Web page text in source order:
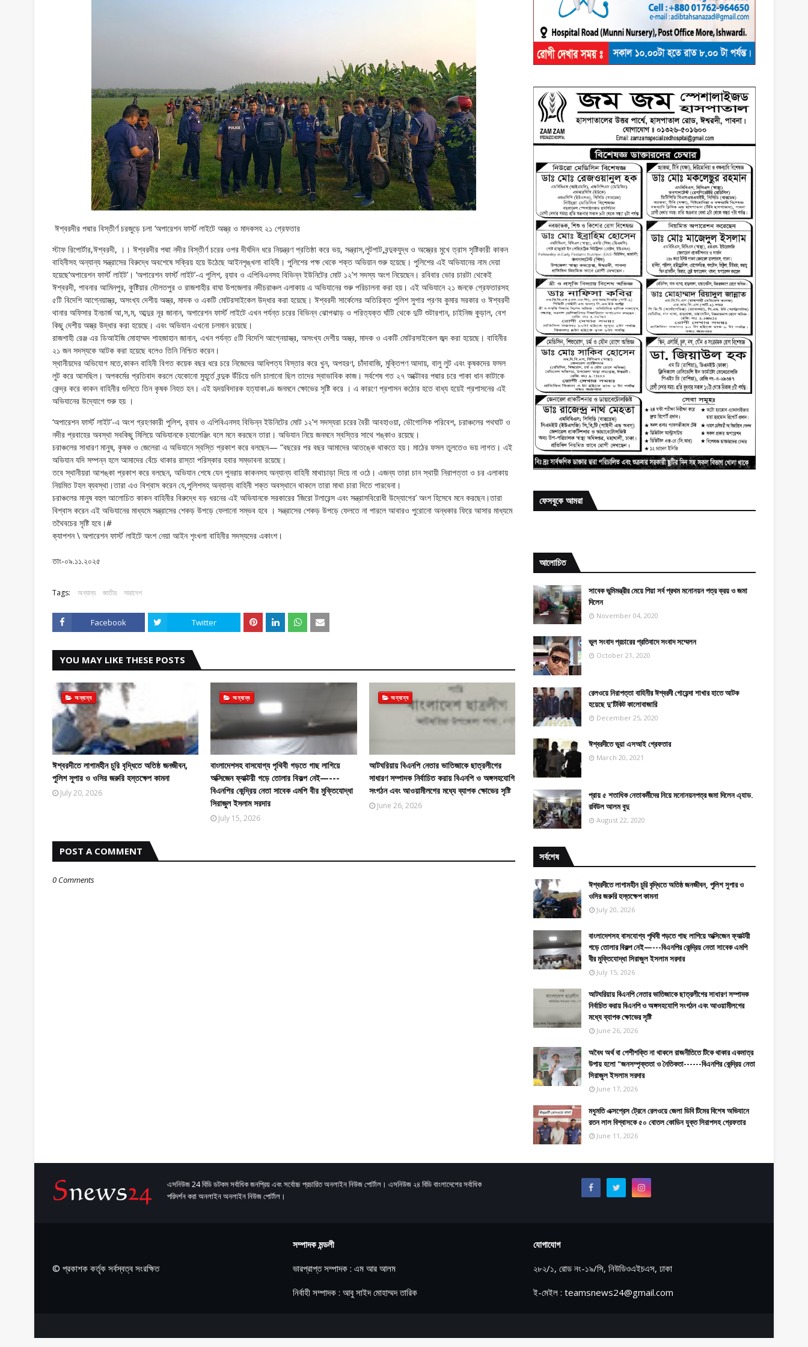
ঈশ্বরদীর পদ্মার বিস্তীর্ণ চরজুড়ে চলা ‘অপারেশন ফার্স্ট লাইটে অস্ত্র ও মাদকসহ ২১ গ্রেফতার
স্টাফ রিপোর্টার,ঈশ্বরদী, ।। ঈশ্বরদীর পদ্মা নদীর বিস্তীর্ণ চরের ওপর দীর্ঘদিন ধরে নিয়ন্ত্রণ প্রতিষ্ঠা করে ভয়, সন্ত্রাস,লুটপাট,বন্দুকযুদ্ধ ও অস্ত্রের মুখে ত্রাস সৃষ্টিকারী কাকন
বাহিনীসহ অন্যান্য সন্ত্রাসের বিরুদ্ধে অবশেষে সক্রিয় হয়ে উঠেছে আইনশৃঙ্খলা বাহিনী। পুলিশের পক্ষ থেকে শক্ত অভিয়ান শুরু হয়েছে। পুলিশের এই অভিযানের নাম দেয়া
হয়েছে‘অপারেশন ফার্স্ট লাইট’। ‘অপারেশন ফার্স্ট লাইট’-এ পুলিশ, র‌্যাব ও এপিবিএনসহ বিভিন্ন ইউনিটের মোট ১২’শ সদস্য অংশ নিয়েছেন। রবিবার ভোর চারটা থেকেই
ঈশ্বরদী, পাবনার আমিনপুর, কুষ্টিয়ার দৌলতপুর ও রাজশাহীর বাঘা উপজেলার নদীচরাঞ্চল এলাকায় এ অভিযানের শুরু পরিচালনা করা হয়। এই অভিযানে ২১ জনকে গ্রেফতারসহ
৫টি বিদেশি আগ্নেয়াস্ত্র, অসংখ্য দেশীয় অস্ত্র, মাদক ও একটি মোটরসাইকেল উদ্ধার করা হয়েছে। ঈশ্বরদী সার্কেলের অতিরিক্ত পুলিশ সুপার প্রণব কুমার সরকার ও ঈশ্বরদী
থানার অফিসার ইনচার্জ আ,স,ম, আব্দুর নূর জানান, অপারেশন ফার্স্ট লাইটে এখন পর্যন্ত চরের বিভিন্ন ঝোপঝাড় ও পরিত্যক্ত ঘাঁটি থেকে দুটি শুটারগান, চাইনিজ কুড়াল, বেশ
কিছু দেশীয় অস্ত্র উদ্ধার করা হয়েছে। এবং অভিযান এখনো চলমান রয়েছে।
রাজশাহী রেঞ্জ এর ডিআইজি মোহাম্মদ শাহজাহান জানান, এখন পর্যন্ত ৫টি বিদেশি আগ্নেয়াস্ত্র, অসংখ্য দেশীয় অস্ত্র, মাদক ও একটি মোটরসাইকেল জব্দ করা হয়েছে। বাহিনীর
২১ জন সদস্যকে আটক করা হয়েছে বলেও তিনি নিশ্চিত করেন।
স্থানীয়দের অভিযোগ মতে,কাকন বাহিনী বিগত কয়েক বছর ধরে চরে নিজেদের আধিপত্য বিস্তার করে খুন, অপহরণ, চাঁদাবাজি, মুক্তিপণ আদায়, বালু লুট এবং কৃষকদের ফসল
লুট করে আসছিল। অপকর্মের প্রতিবাদ করলে যেকোনো মুহূর্তে বন্দুক উঁচিয়ে গুলি চালানো ছিল তাদের স্বাভাবিক কাজ। সর্বশেষ গত ২৭ অক্টোবর পদ্মার চরে পাকা ধান কাটাকে
কেন্দ্র করে কাকন বাহিনীর গুলিতে তিন কৃষক নিহত হন। এই হৃদয়বিদারক হত্যাকাণ্ড জনমনে ক্ষোভের সৃষ্টি করে । এ কারণে প্রশাসন কঠোর হতে বাধ্য হয়েই প্রশাসনের এই
অভিযানের উদ্যোগে শুরু হয় ।
‘অপারেশন ফার্স্ট লাইট’-এ অংশ গ্রহণকারী পুলিশ, র‌্যাব ও এপিবিএনসহ বিভিন্ন ইউনিটের মোট ১২’শ সদস্যরা চরের বৈরী আবহাওয়া, ভৌগোলিক পরিবেশ, চরাঞ্চলের পথঘাট ও
নদীর প্রবাহের অবস্থা সবকিছু মিলিয়ে অভিযানকে চ্যালেঞ্জিং বলে মনে করছেন তারা। অভিযান নিয়ে জনমনে স্বস্তির সাথে শঙ্কাও রয়েছে।
চরাঞ্চলের সাধারণ মানুষ, কৃষক ও জেলেরা এ অভিযানে স্বস্তি প্রকাশ করে বলছেন— “বছরের পর বছর আমাদের আতঙ্কে থাকতে হয়। মাঠের ফসল তুলতেও ভয় লাগত। এই
অভিযান যদি সম্পন্ন হলে আমাদের বেঁচে থাকার রাস্তা পরিস্কার হবার সম্ভাবনা রয়েছে।
তবে স্থানীয়রা আশঙ্কা প্রকাশ করে বলছেন, অভিযান শেষে যেন পুনরায় কাকনসহ অন্যান্য বাহিনী মাথাচাড়া দিয়ে না ওঠে। এজন্য তারা চান স্থায়ী নিরাপত্তা ও চর এলাকায়
নিয়মিত টহল ব্যবস্থা।তারা এও বিশ্বাস করেন যে,পুলিশসহ অন্যান্য বাহিনী শক্ত অবস্থানে থাকলে তারা মাথা চারা দিতে পারবেনা।
চরাঞ্চলের মানুষ বহুল আলোচিত কাকন বাহিনীর বিরুদ্ধে বড় ধরনের এই অভিযানকে সরকারের ‘জিরো টলারেন্স এবং সন্ত্রাসবিরোধী উদ্যোগের’ অংশ হিসেবে মনে করছেন।তারা
বিশ্বাস করেন এই অভিযানের মাধ্যমে সন্ত্রাসের শেকড় উপড়ে ফেলানো সম্ভব হবে । সন্ত্রাসের শেকড় উপড়ে ফেলতে না পারলে আবারও পুরোনো অন্ধকার ফিরে আসার মাধ্যমে
তথৈবচের সৃষ্টি হবে।#
ক্যাপশন \ অপারেশন ফার্স্ট লাইটে অংশ নেয়া আইন শৃংখলা বাহিনীর সদস্যদের একাংশ।
তাং-০৯.১১.২০২৫
Tags: অন্যান্য জাতীয় সারাদেশ
Facebook Twitter
YOU MAY LIKE THESE POSTS
অন্যান্য
ঈশ্বরদীতে লাগামহীন চুরি বৃদ্ধিতে অতিষ্ঠ জনজীবন,
পুলিশ সুপার ও ওসির জরুরি হস্তক্ষেপ কামনা
July 20, 2026
অন্যান্য
বাংলাদেশসহ বাসযোগ্য পৃথিবী গড়তে গাছ লাগিয়ে
অক্সিজেন ফ্যাক্টরী গড়ে তোলার বিকল্প নেই—---
বিএনপির কেন্দ্রিয় নেতা সাবেক এমপি বীর মুক্তিযোদ্ধা
সিরাজুল ইসলাম সরদার
July 15, 2026
অন্যান্য
আটঘরিয়ায় বিএনপি নেতার ভাতিজাকে ছাত্রলীগের
সাধারণ সম্পাদক নির্বাচিত করায় বিএনপি ও অঙ্গসহযোগি
সংগঠন এবং আওয়ামীলগের মধ্যে ব্যাপক ক্ষোভের সৃষ্টি
June 26, 2026
POST A COMMENT
0 Comments
ফেসবুকে আমরা
আলোচিত
সাবেক ভুমিমন্ত্রীর মেয়ে পিয়া সর্ব প্রথম মনোনয়ন পত্র ক্রয় ও জমা
দিলেন
November 04, 2020
ভুল সংবাদ প্রচারের প্রতিবাদে সংবাদ সম্মেলন
October 21, 2020
রেলওয়ে নিরাপত্তা বাহিনীর ঈশ্বরদী গোয়েন্দা শাখার হাতে আটক
হয়েছে দু’টিকিট কালোবাজারি
December 25, 2020
ঈশ্বরদীতে ভুয়া এসআই গ্রেফতার
March 20, 2021
প্রায় ৫ শতাধিক নেতাকর্মীদের নিয়ে মনোনয়নপত্র জমা দিলেন এ্যাড.
রবিউল আলম বুদু
August 22, 2020
সর্বশেষ
ঈশ্বরদীতে লাগামহীন চুরি বৃদ্ধিতে অতিষ্ঠ জনজীবন, পুলিশ সুপার ও
ওসির জরুরি হস্তক্ষেপ কামনা
July 20, 2026
বাংলাদেশসহ বাসযোগ্য পৃথিবী গড়তে গাছ লাগিয়ে অক্সিজেন ফ্যাক্টরী
গড়ে তোলার বিকল্প নেই—---বিএনপির কেন্দ্রিয় নেতা সাবেক এমপি
বীর মুক্তিযোদ্ধা সিরাজুল ইসলাম সরদার
July 15, 2026
আটঘরিয়ায় বিএনপি নেতার ভাতিজাকে ছাত্রলীগের সাধারণ সম্পাদক
নির্বাচিত করায় বিএনপি ও অঙ্গসহযোগি সংগঠন এবং আওয়ামীলগের
মধ্যে ব্যাপক ক্ষোভের সৃষ্টি
June 26, 2026
​​অবৈধ অর্থ বা পেশীশক্তি না থাকলে রাজনীতিতে টিকে থাকার একমাত্র
উপায় হলো "জনসম্পৃক্ততা ও নৈতিকতা------বিএনপির কেন্দ্রিয় নেতা
সিরাজুল ইসলাম সরদার
June 17, 2026
মধুমতি এক্সপ্রেস ট্রেনে রেলওয়ে জেলা ডিবি টিমের বিশেষ অভিযানে
রতন লাল বিশ্বাসকে ৫০ বোতল কোডিন যুক্ত সিরাপসহ গ্রেফতার
June 11, 2026
এসনিউজ 24 বিডি ডটকম সর্বাধিক জনপ্রিয় এবং সর্বোচ্চ প্রচারিত অনলাইন নিউজ পোর্টাল। এসনিউজ ২৪ বিডি বাংলাদেশের সর্বাধিক
পরিদর্শন করা অনলাইন অনলাইন নিউজ পোর্টাল।
© প্রকাশক কর্তৃক সর্বস্বত্ব সংরক্ষিত
সম্পাদক মন্ডলী
ভারপ্রাপ্ত সম্পাদক : এম আর আলম
নির্বাহী সম্পাদক : আবু সাইদ মোহাম্মদ তারিক
যোগাযোগ
২৮২/১, রোড নং-১৯/সি, নিউডিওএইচএস, ঢাকা
ই-মেইল : teamsnews24@gmail.com